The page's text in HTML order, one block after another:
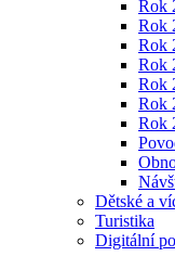
Rok
Rok
Rok
Rok
Rok
Rok
Rok
Dětské a
Turistika
Digitální